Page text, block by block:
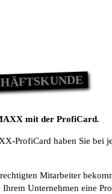
mit der ProfiCard.
ProfiCard haben Sie bei
Mitarbeiter
Unternehmen eine